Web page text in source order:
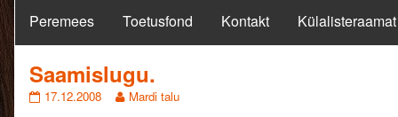
Peremees Toetusfond Kontakt Külalisteraamat
Saamislugu.
Saamislugu.
17.12.2008
Read
Mardi talu